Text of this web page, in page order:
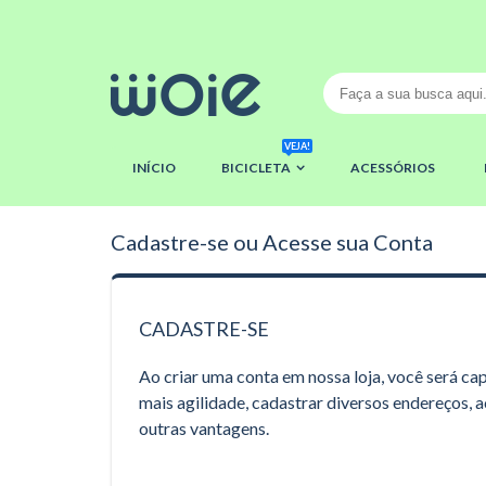
INÍCIO BICICLETA
VEJA!
ACESSÓRIOS
Cadastre-se ou Acesse sua Conta
CADASTRE-SE
Ao criar uma conta em nossa loja, você será
mais agilidade, cadastrar diversos endereços,
outras vantagens.